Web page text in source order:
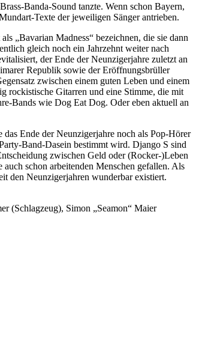
Banda-Sound tanzte. Wenn schon Bayern,
Texte der jeweiligen Sänger antrieben.
„Bavarian Madness“ bezeichnen, die sie dann
gleich noch ein Jahrzehnt weiter nach
der Ende der Neunzigerjahre zuletzt an
Republik sowie der Eröffnungsbrüller
zwischen einem guten Leben und einem
rockistische Gitarren und eine Stimme, die mit
Bands wie Dog Eat Dog. Oder eben aktuell an
das Ende der Neunzigerjahre noch als Pop-Hörer
Band-Dasein bestimmt wird. Django S sind
zwischen Geld oder (Rocker-)Leben
schon arbeitenden Menschen gefallen. Als
den Neunzigerjahren wunderbar existiert.
(Schlagzeug), Simon „Seamon“ Maier